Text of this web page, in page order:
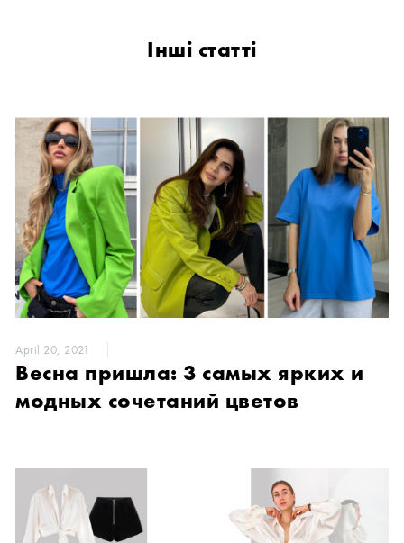
Інші статті
April 20, 2021
Весна пришла: 3 самых ярких и
модных сочетаний цветов